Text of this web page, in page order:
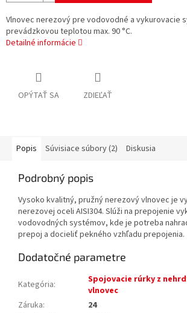
Vlnovec nerezový pre vodovodné a vykurovacie
prevádzkovou teplotou max. 90 °C.
Detailné informácie
OPÝTAŤ SA ZDIEĽAŤ
Popis Súvisiace súbory (2) Diskusia
Podrobný popis
Vysoko kvalitný, pružný nerezový vlnovec je
nerezovej oceli AISI304. Slúži na prepojenie
vodovodných systémov, kde je potreba
prepoj a docieliť pekného vzhľadu prepojenia.
Dodatočné parametre
Kategória:
Spojovacie rúrky z
vlnovec
Záruka:
24